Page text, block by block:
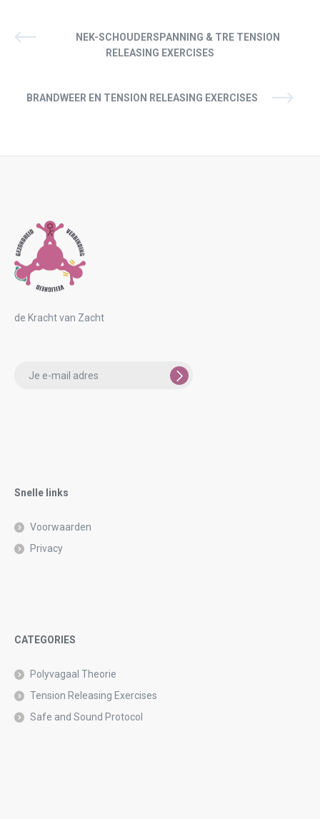
NEK-SCHOUDERSPANNING & TRE TENSION
RELEASING EXERCISES
BRANDWEER EN TENSION RELEASING EXERCISES
de Kracht van Zacht
Snelle links
Voorwaarden
Privacy
CATEGORIES
Polyvagaal Theorie
Tension Releasing Exercises
Safe and Sound Protocol